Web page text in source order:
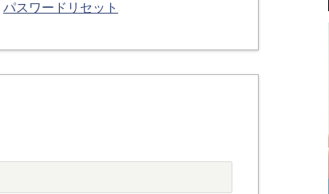
パスワードリセット